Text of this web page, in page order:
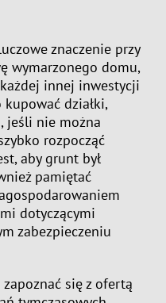
znaczenie przy
wymarzonego domu,
innej inwestycji
działki,
jeśli nie można
rozpocząć
aby grunt był
pamiętać
dotyczącymi
zabezpieczeniu
się z ofertą